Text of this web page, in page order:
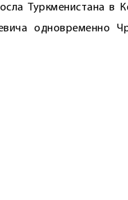
Туркменистана в
одновременно